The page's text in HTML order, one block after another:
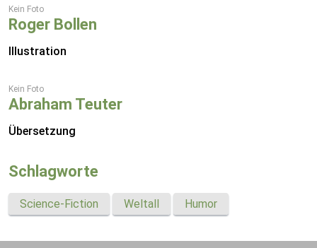
Kein Foto
Roger Bollen
Illustration
Kein Foto
Abraham Teuter
Übersetzung
Schlagworte
Science-Fiction Weltall Humor